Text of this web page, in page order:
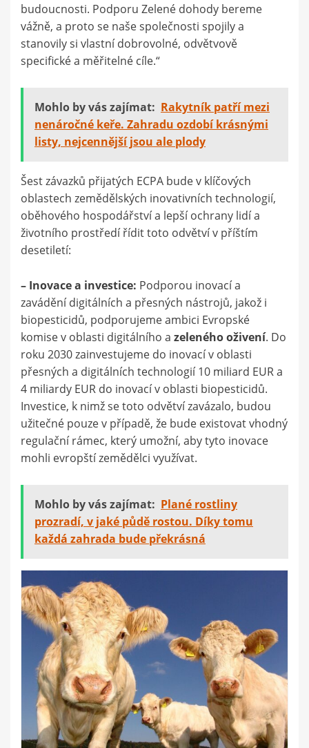
budoucnosti. Podporu Zelené dohody bereme
vážně, a proto se naše společnosti spojily a
stanovily si vlastní dobrovolné, odvětvově
specifické a měřitelné cíle.“
Mohlo by vás zajímat: Rakytník patří mezi
nenáročné keře. Zahradu ozdobí krásnými
listy, nejcennější jsou ale plody
Šest závazků přijatých ECPA bude v klíčových
oblastech zemědělských inovativních technologií,
oběhového hospodářství a lepší ochrany lidí a
životního prostředí řídit toto odvětví v příštím
desetiletí:
– Inovace a investice: Podporou inovací a
zavádění digitálních a přesných nástrojů, jakož i
biopesticidů, podporujeme ambici Evropské
komise v oblasti digitálního a zeleného oživení. Do
roku 2030 zainvestujeme do inovací v oblasti
přesných a digitálních technologií 10 miliard EUR a
4 miliardy EUR do inovací v oblasti biopesticidů.
Investice, k nimž se toto odvětví zavázalo, budou
užitečné pouze v případě, že bude existovat vhodný
regulační rámec, který umožní, aby tyto inovace
mohli evropští zemědělci využívat.
Mohlo by vás zajímat: Plané rostliny
prozradí, v jaké půdě rostou. Díky tomu
každá zahrada bude překrásná